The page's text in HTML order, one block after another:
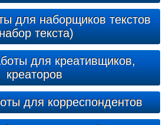
для наборщиков текстов
текста)
для креативщиков,
креаторов
для корреспондентов